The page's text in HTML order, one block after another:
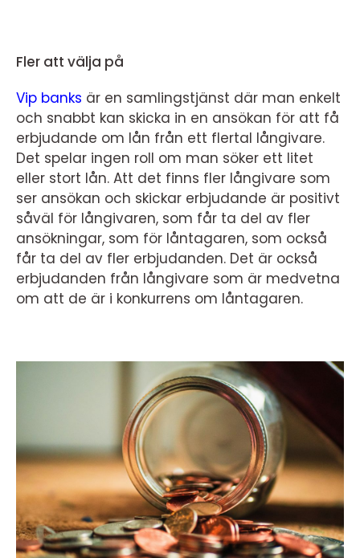
Fler att välja på
Vip banks är en samlingstjänst där man enkelt
och snabbt kan skicka in en ansökan för att få
erbjudande om lån från ett flertal långivare.
Det spelar ingen roll om man söker ett litet
eller stort lån. Att det finns fler långivare som
ser ansökan och skickar erbjudande är positivt
såväl för långivaren, som får ta del av fler
ansökningar, som för låntagaren, som också
får ta del av fler erbjudanden. Det är också
erbjudanden från långivare som är medvetna
om att de är i konkurrens om låntagaren.